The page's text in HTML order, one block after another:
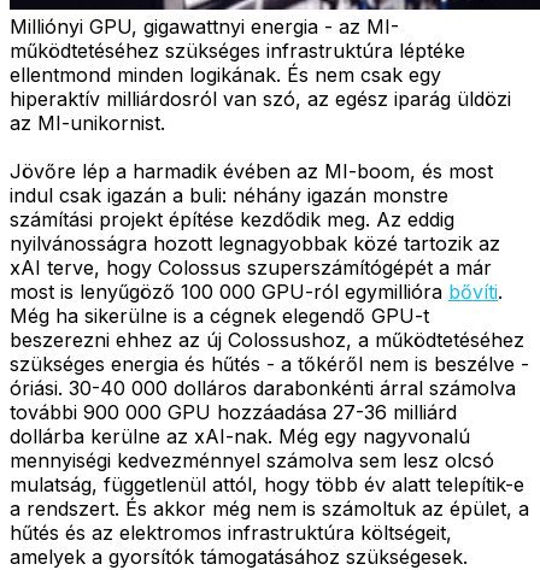
Milliónyi GPU, gigawattnyi energia - az MI-
működtetéséhez szükséges infrastruktúra léptéke
ellentmond minden logikának. És nem csak egy
hiperaktív milliárdosról van szó, az egész iparág üldözi
az MI-unikornist.
Jövőre lép a harmadik évében az MI-boom, és most
indul csak igazán a buli: néhány igazán monstre
számítási projekt építése kezdődik meg. Az eddig
nyilvánosságra hozott legnagyobbak közé tartozik az
xAI terve, hogy Colossus szuperszámítógépét a már
most is lenyűgöző 100 000 GPU-ról egymillióra bővíti.
Még ha sikerülne is a cégnek elegendő GPU-t
beszerezni ehhez az új Colossushoz, a működtetéséhez
szükséges energia és hűtés - a tőkéről nem is beszélve -
óriási. 30-40 000 dolláros darabonkénti árral számolva
további 900 000 GPU hozzáadása 27-36 milliárd
dollárba kerülne az xAI-nak. Még egy nagyvonalú
mennyiségi kedvezménnyel számolva sem lesz olcsó
mulatság, függetlenül attól, hogy több év alatt telepítik-e
a rendszert. És akkor még nem is számoltuk az épület, a
hűtés és az elektromos infrastruktúra költségeit,
amelyek a gyorsítók támogatásához szükségesek.